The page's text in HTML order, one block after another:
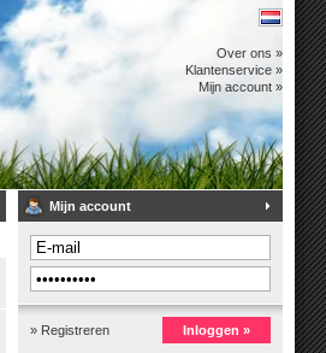
Over ons »
Klantenservice »
Mijn account »
Mijn account
» Registreren Inloggen »